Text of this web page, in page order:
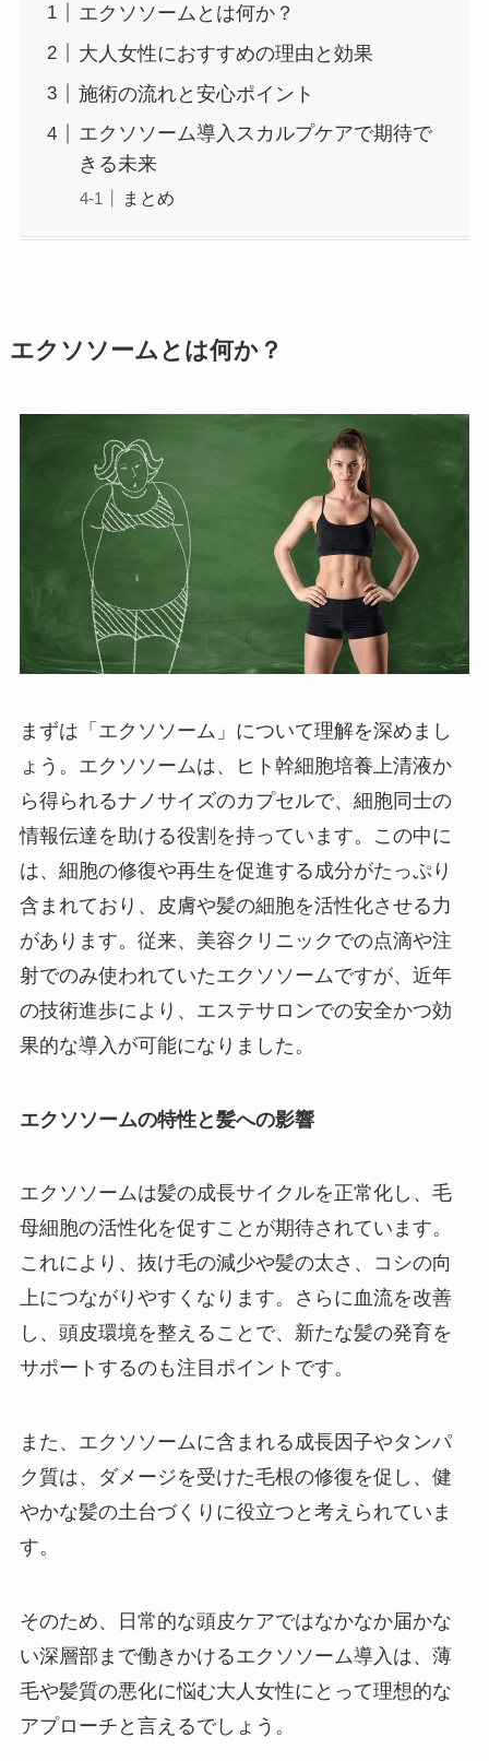
エクソソームとは何か？
大人女性におすすめの理由と効果
施術の流れと安心ポイント
エクソソーム導入スカルプケアで期待で
きる未来
まとめ
エクソソームとは何か？
まずは「エクソソーム」について理解を深めまし
ょう。エクソソームは、ヒト幹細胞培養上清液か
ら得られるナノサイズのカプセルで、細胞同士の
情報伝達を助ける役割を持っています。この中に
は、細胞の修復や再生を促進する成分がたっぷり
含まれており、皮膚や髪の細胞を活性化させる力
があります。従来、美容クリニックでの点滴や注
射でのみ使われていたエクソソームですが、近年
の技術進歩により、エステサロンでの安全かつ効
果的な導入が可能になりました。
エクソソームの特性と髪への影響
エクソソームは髪の成長サイクルを正常化し、毛
母細胞の活性化を促すことが期待されています。
これにより、抜け毛の減少や髪の太さ、コシの向
上につながりやすくなります。さらに血流を改善
し、頭皮環境を整えることで、新たな髪の発育を
サポートするのも注目ポイントです。
また、エクソソームに含まれる成長因子やタンパ
ク質は、ダメージを受けた毛根の修復を促し、健
やかな髪の土台づくりに役立つと考えられていま
す。
そのため、日常的な頭皮ケアではなかなか届かな
い深層部まで働きかけるエクソソーム導入は、薄
毛や髪質の悪化に悩む大人女性にとって理想的な
アプローチと言えるでしょう。